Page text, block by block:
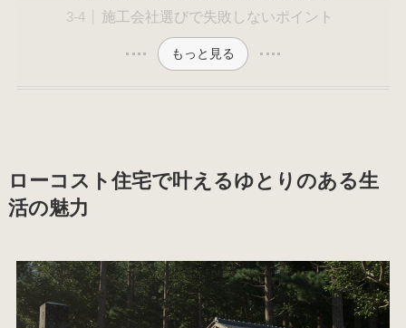
施工会社選びで失敗しないポイント
もっと見る
ローコスト住宅で叶えるゆとりのある生
活の魅力